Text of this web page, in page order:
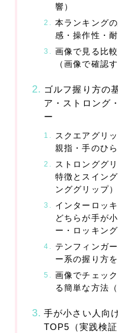
オリジナルギフト
婚活
ウエディング
グルメ・食品
グルメ予約
加工食品
生鮮食品
アウトドア
響）
本ランキング
感・操作性・
画像で見る比
（画像で確認
ゴルフ握り方の
ア・ストロング
ー
スクエアグリ
親指・手のひ
ストロンググ
特徴とスイン
ンググリップ）
インターロッ
どちらが手が
ー・ロッキング
テンフィンガ
ー系の握り方
画像でチェッ
る簡単な方法
手が小さい人向
TOP5（実践検証